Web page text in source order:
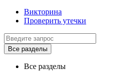
Викторина
Проверить утечки
Все разделы
Все разделы